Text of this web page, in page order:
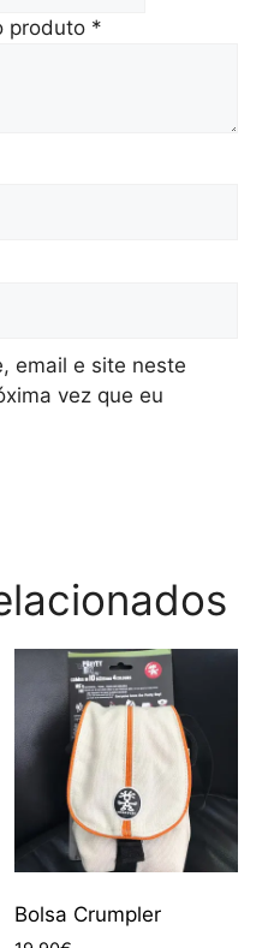
produto *
email e site neste
vez que eu
Bolsa Crumpler